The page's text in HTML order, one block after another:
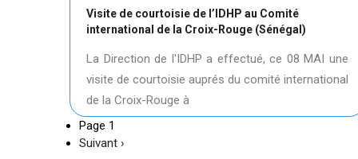
Visite de courtoisie de l’IDHP au Comité
international de la Croix-Rouge (Sénégal)
La Direction de l'IDHP a effectué, ce 08 MAI une
visite de courtoisie auprés du comité international
de la Croix-Rouge à
Page 1
Page
Suivant ›